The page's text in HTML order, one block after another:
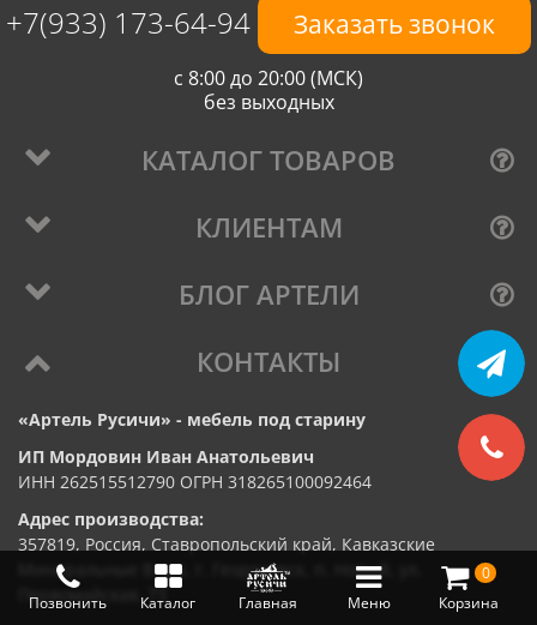
Меню
Позвонить Каталог Главная
0
Корзина
+7(933) 173-64-94 Заказать звонок
с 8:00 до 20:00 (МСК)
без выходных
КАТАЛОГ ТОВАРОВ
КЛИЕНТАМ
БЛОГ АРТЕЛИ
КОНТАКТЫ
«Артель Русичи» - мебель под старину
ИП Мордовин Иван Анатольевич
ИНН 262515512790 ОГРН 318265100092464
Адрес производства:
357819, Россия, Ставропольский край, Кавказские
Минеральные Воды, г. Георгиевск, п. Новый, ул.
Первомайская, 73